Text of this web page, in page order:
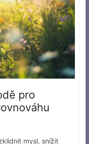
pro
mysl, snížit